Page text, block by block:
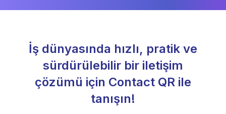
İş dünyasında hızlı, pratik ve
sürdürülebilir bir iletişim
çözümü için Contact QR ile
tanışın!